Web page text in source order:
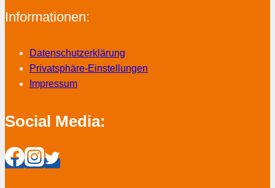
Informationen:
Datenschutzerklärung
Privatsphäre-Einstellungen
Impressum
Social Media: